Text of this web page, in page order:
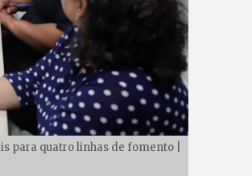
para quatro linhas de fomento |